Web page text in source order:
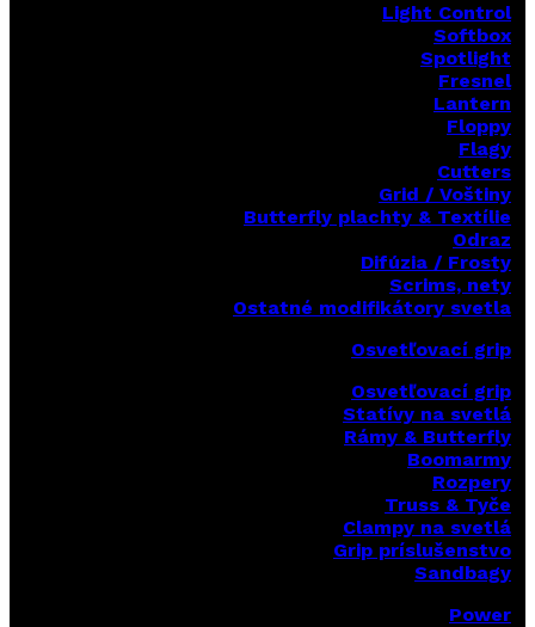
Light Control
Softbox
Spotlight
Fresnel
Lantern
Floppy
Flagy
Cutters
Grid / Voštiny
Butterfly plachty & Textílie
Odraz
Difúzia / Frosty
Scrims, nety
Ostatné modifikátory svetla
Osvetľovací grip
Osvetľovací grip
Statívy na svetlá
Rámy & Butterfly
Boomarmy
Rozpery
Truss & Tyče
Clampy na svetlá
Grip príslušenstvo
Sandbagy
Power